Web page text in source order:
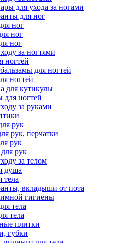
для ухода за ногами
для ног
ног
ног
ног
за ногтями
ногтей
для ногтей
ногтей
для кутикулы
ногтей
за руками
рук
рук, перчатки
рук
рук
за телом
душа
тела
вкладыши от пота
гигиены
тела
тела
плитки
губки